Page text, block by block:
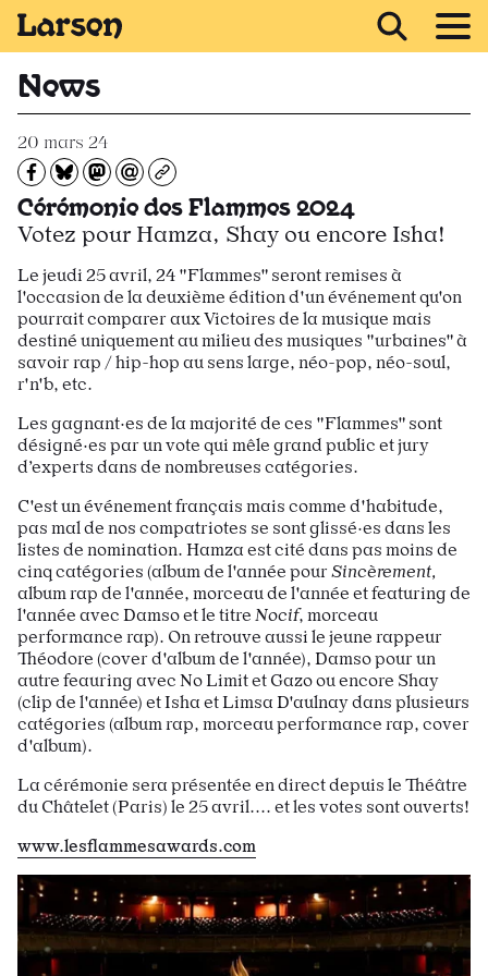
News
20 mars 24
Partagez sur Facebook
Partager sur Bluesky
Partager sur Mastodon
Partagez par e-mail
Copiez l’url
Cérémonie des Flammes 2024
Votez pour Hamza, Shay ou encore Isha!
Le jeudi 25 avril, 24 "Flammes" seront remises à
l'occasion de la deuxième édition d'un événement qu'on
pourrait comparer aux Victoires de la musique mais
destiné uniquement au milieu des musiques "urbaines" à
savoir rap / hip-hop au sens large, néo-pop, néo-soul,
r'n'b, etc.
Les gagnant·es de la majorité de ces "Flammes" sont
désigné·es par un vote qui mêle grand public et jury
d’experts dans de nombreuses catégories.
C'est un événement français mais comme d'habitude,
pas mal de nos compatriotes se sont glissé·es dans les
listes de nomination. Hamza est cité dans pas moins de
cinq catégories (album de l'année pour Sincèrement,
album rap de l'année, morceau de l'année et featuring de
l'année avec Damso et le titre Nocif, morceau
performance rap). On retrouve aussi le jeune rappeur
Théodore (cover d'album de l'année), Damso pour un
autre feauring avec No Limit et Gazo ou encore Shay
(clip de l'année) et Isha et Limsa D'aulnay dans plusieurs
catégories (album rap, morceau performance rap, cover
d'album).
La cérémonie sera présentée en direct depuis le Théâtre
du Châtelet (Paris) le 25 avril.... et les votes sont ouverts!
www.lesflammesawards.com